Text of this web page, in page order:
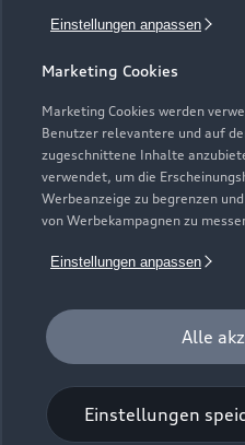
Einstellungen anpassen
Marketing Cookies
Marketing Cookies werden
Benutzer relevantere und auf
zugeschnittene Inhalte
verwendet, um die
Werbeanzeige zu begrenzen
von Werbekampagnen zu
Einstellungen anpassen
Alle
Einstellungen
Geschäftskunden
Audi Services
Garantie
Audi digital services
myAudi
Audi Code
Häufige Fragen (FAQ)
Audi Online Beratung
Online-Terminvereinbarung
Servicekontakt
Bordbuch &
Verträge kündigen
Über Audi
Unternehmen
Karriere
Investor Relations
Audi erleben
© 2026 AUDI AG. Alle
Impressum Rechtliches
Cookie-Richtlinie
Digital Services Act
EU